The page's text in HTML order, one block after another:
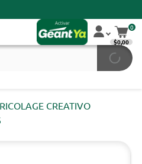
0
$0,00
CREATIVO